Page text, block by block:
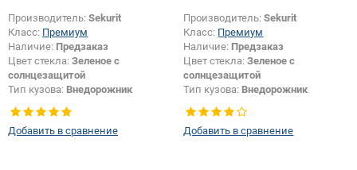
Производитель: Sekurit
Класс: Премиум
Наличие: Предзаказ
Цвет стекла: Зеленое с
солнцезащитой
Тип кузова: Внедорожник
Добавить в сравнение
Производитель:Sekurit
Класс: Премиум
Наличие: Предзаказ
Цвет стекла:Зеленое с
солнцезащитой
Тип кузова: Внедорожник
Добавить в сравнение